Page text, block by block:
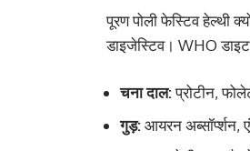
पूरण पोली फेस्टिव हेल्थी
डाइजेस्टिव। WHO
चना दाल:प्रोटीन,
गुड़:आयरन अब्सॉर्प्शन,